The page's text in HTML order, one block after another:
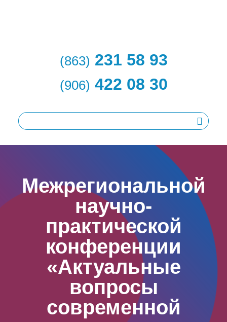
(863) 231 58 93
(906) 422 08 30
Межрегиональной
научно-
практической
конференции
«Актуальные
вопросы
современной